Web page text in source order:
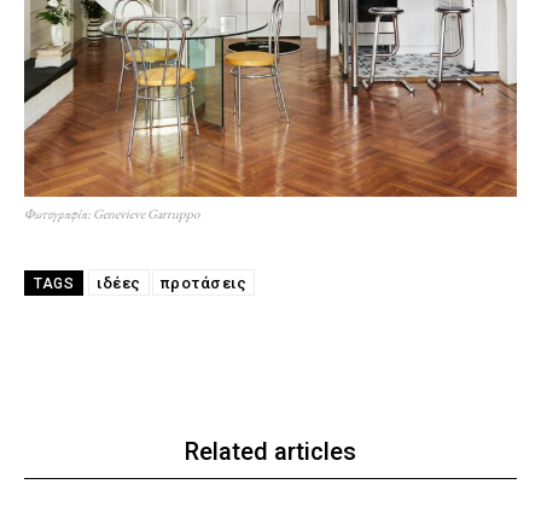
Φωτογραφία: Genevieve Garruppo
TAGS ιδέες προτάσεις
Related articles